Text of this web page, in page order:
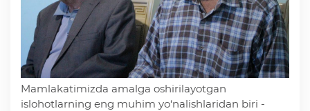
Korrupsiyaga qarshi kurash
Murojaat uchun
Mamlakatimizda amalga oshirilayotgan
islohotlarning eng muhim yo‘nalishlaridan biri -